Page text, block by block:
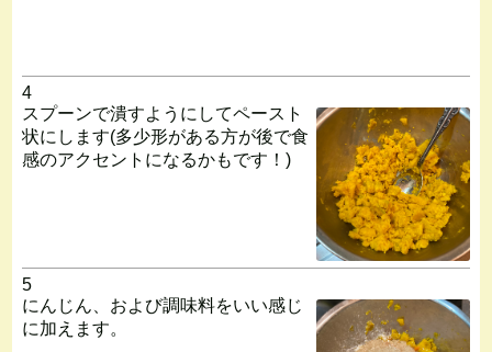
4
スプーンで潰すようにしてペースト
状にします(多少形がある方が後で食
感のアクセントになるかもです！)
5
にんじん、および調味料をいい感じ
に加えます。